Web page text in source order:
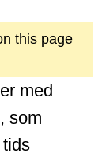
this page
med
som